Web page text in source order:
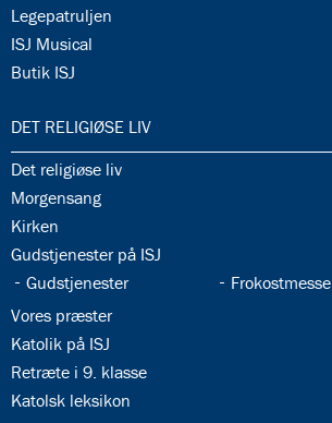
34.15:
Legepatruljen
34.16:
ISJ Musical
34.17:
Butik ISJ
35.0:
DET RELIGIØSE LIV
35.1:
Det religiøse liv
35.2:
Morgensang
35.3:
Kirken
35.4:
Gudstjenester på ISJ
35.5:
Gudstjenester 35.6:
Frokostmesse
35.7:
Vores præster
35.8:
Katolik på ISJ
35.9:
Retræte i 9. klasse
35.10:
Katolsk leksikon